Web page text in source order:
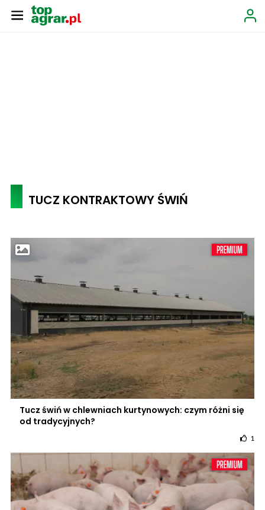
TUCZ KONTRAKTOWY ŚWIŃ
Tucz świń w chlewniach kurtynowych: czym różni się
od tradycyjnych?
1